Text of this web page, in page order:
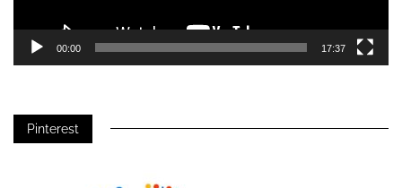
00:00 17:37
Pinterest